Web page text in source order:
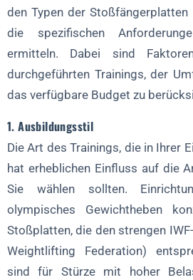
den Typen der Stoßfängerplatten
die spezifischen
ermitteln. Dabei sind
durchgeführten Trainings, der
das verfügbare Budget zu
1. Ausbildungsstil
Die Art des Trainings, die in Ihrer
hat erheblichen Einfluss auf die
Sie wählen sollten.
olympisches Gewichtheben
Stoßplatten, die den strengen
Weightlifting Federation)
sind für Stürze mit hoher